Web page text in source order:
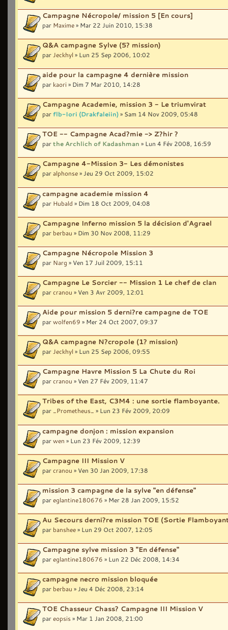
Campagne Nécropole/ mission 5 [En cours]
par Maxime» Mar 22 Juin 2010, 15:38
Q&A campagne Sylve (5? mission)
par Jeckhyl» Lun 25 Sep 2006, 10:02
aide pour la campagne 4 dernière mission
par kaori » Dim 7 Mar 2010, 14:28
Campagne Academie, mission 3 - Le triumvirat
parflb-Iori (Drakfaleiin)» Sam 14 Nov 2009, 05:48
TOE -- Campagne Acad?mie -> Z?hir ?
parthe Archlich of Kadashman » Lun 4 Fév 2008, 16:59
Campagne 4-Mission 3- Les démonistes
paralphonse» Jeu 29 Oct 2009, 15:02
campagne academie mission 4
par Hubald » Dim 18 Oct 2009, 04:08
Campagne Inferno mission 5 la décision d'Agrael
par berbau » Dim 30 Nov 2008, 11:29
Campagne Nécropole Mission 3
par Narg » Ven 17 Juil 2009, 15:11
Campagne Le Sorcier -- Mission 1 Le chef de clan
parcranou » Ven 3 Avr 2009, 12:01
Aide pour mission 5 derni?re campagne de TOE
parwolfen69 » Mer 24 Oct 2007, 09:37
Q&A campagne N?cropole (1? mission)
par Jeckhyl» Lun 25 Sep 2006, 09:55
Campagne Havre Mission 5 La Chute du Roi
parcranou » Ven 27 Fév 2009, 11:47
Tribes of the East, C3M4 : une sortie flamboyante.
par _Prometheus_ » Lun 23 Fév 2009, 20:09
campagne donjon : mission expansion
parwen » Lun 23 Fév 2009, 12:39
Campagne III Mission V
parcranou » Ven 30 Jan 2009, 17:38
mission 3 campagne de la sylve "en défense"
pareglantine180676 » Mer 28 Jan 2009, 15:52
Au Secours derni?re mission TOE (Sortie
par banshee» Lun 29 Oct 2007, 12:05
Campagne sylve mission 3 "En défense"
pareglantine180676 » Lun 22 Déc 2008, 14:34
campagne necro mission bloquée
par berbau » Jeu 4 Déc 2008, 23:14
TOE Chasseur Chass? Campagne III Mission V
pareopsis» Mar 1 Jan 2008, 21:00